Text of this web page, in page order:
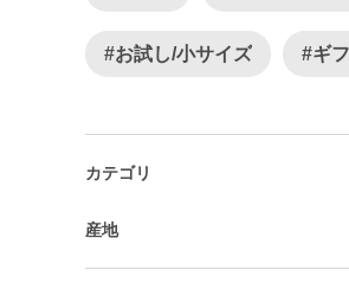
#お試し/小サイズ #ギ
カテゴリ
産地